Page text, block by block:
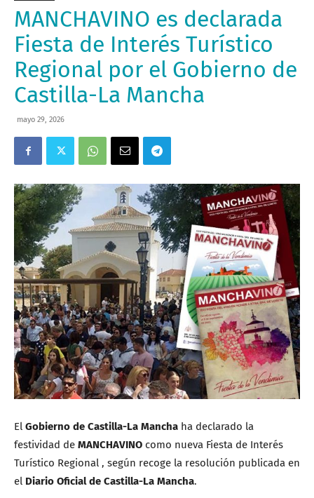
MANCHAVINO es declarada
Fiesta de Interés Turístico
Regional por el Gobierno de
Castilla-La Mancha
mayo 29, 2026
El Gobierno de Castilla-La Mancha ha declarado la
festividad de MANCHAVINO como nueva Fiesta de Interés
Turístico Regional , según recoge la resolución publicada en
el Diario Oficial de Castilla-La Mancha.